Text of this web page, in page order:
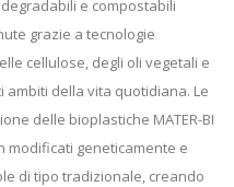
e compostabili
grazie a tecnologie
cellulose, degli oli vegetali e
della vita quotidiana. Le
delle bioplastiche MATER-BI
modificati geneticamente e
di tipo tradizionale, creando